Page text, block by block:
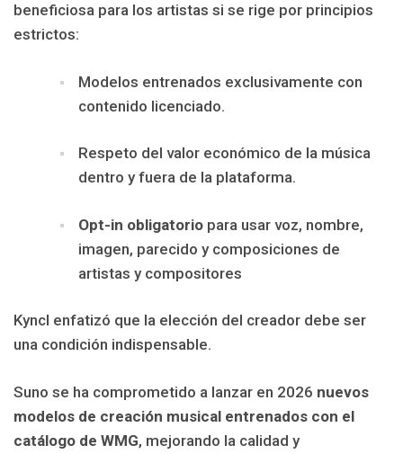
beneficiosa para los artistas si se rige por principios
estrictos:
Modelos entrenados exclusivamente con
contenido licenciado.
Respeto del valor económico de la música
dentro y fuera de la plataforma.
Opt-in obligatorio para usar voz, nombre,
imagen, parecido y composiciones de
artistas y compositores
Kyncl enfatizó que la elección del creador debe ser
una condición indispensable.
Suno se ha comprometido a lanzar en 2026 nuevos
modelos de creación musical entrenados con el
catálogo de WMG, mejorando la calidad y